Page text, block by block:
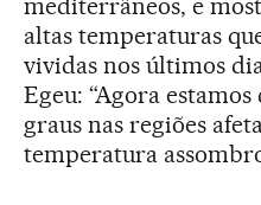
altas temperaturas
vividas nos últimos
Egeu: “Agora
graus nas regiões
temperatura